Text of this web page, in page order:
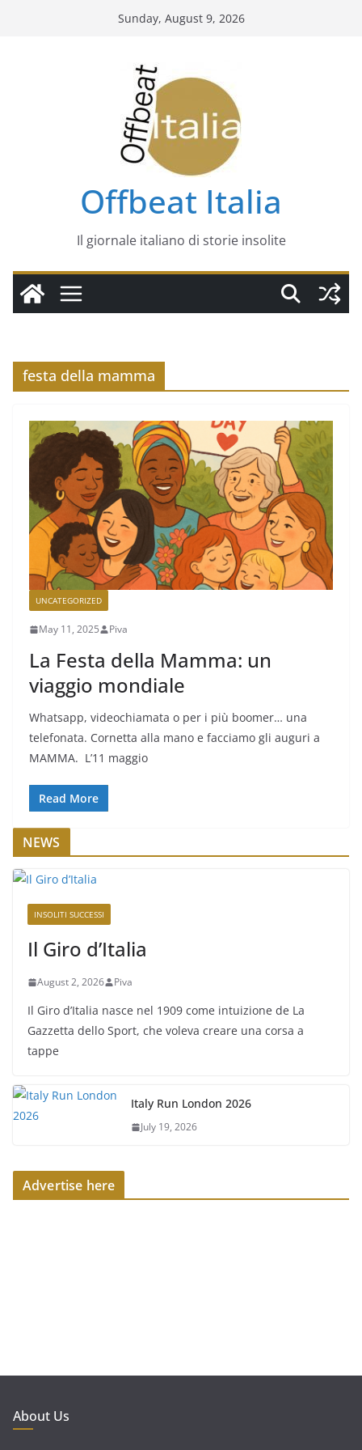
Sunday, August 9, 2026
Offbeat Italia
Il giornale italiano di storie insolite
festa della mamma
UNCATEGORIZED
May 11, 2025 Piva
La Festa della Mamma: un
viaggio mondiale
Whatsapp, videochiamata o per i più boomer… una
telefonata. Cornetta alla mano e facciamo gli auguri a
MAMMA. L’11 maggio
Read More
NEWS
INSOLITI SUCCESSI
Il Giro d’Italia
August 2, 2026 Piva
Il Giro d’Italia nasce nel 1909 come intuizione de La
Gazzetta dello Sport, che voleva creare una corsa a
tappe
Italy Run London 2026
July 19, 2026
Advertise here
About Us